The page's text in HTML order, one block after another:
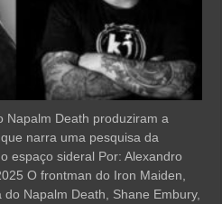
Napalm Death produziram a
narra uma pesquisa da
espaço sideral Por: Alexandro
O frontman do Iron Maiden,
Napalm Death, Shane Embury,